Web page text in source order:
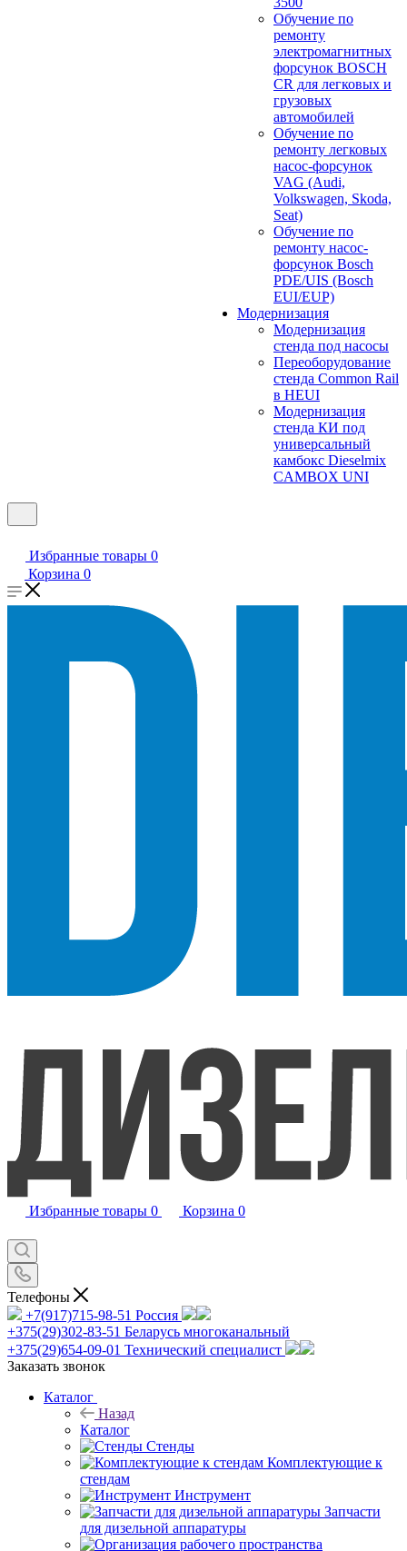
Обучение по
ремонту
электромагнитных
форсунок BOSCH
CR для легковых и
грузовых
автомобилей
Обучение по
ремонту легковых
насос-форсунок
VAG (Audi,
Volkswagen, Skoda,
Seat)
Обучение по
ремонту насос-
форсунок Bosch
PDE/UIS (Bosch
EUI/EUP)
Модернизация
Модернизация
стенда под насосы
Переоборудование
стенда Common Rail
в HEUI
Модернизация
стенда КИ под
универсальный
камбокс Dieselmix
CAMBOX UNI
Избранные товары 0
Корзина 0
Избранные товары 0 Корзина 0
Телефоны
+7(917)715-98-51 Россия
+375(29)302-83-51 Беларусь многоканальный
+375(29)654-09-01 Технический специалист
Заказать звонок
Каталог
Назад
Каталог
Стенды
Комплектующие к
стендам
Инструмент
Запчасти
для дизельной аппаратуры